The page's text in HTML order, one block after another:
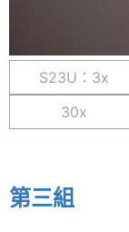
S23U：3x
30x
第三組